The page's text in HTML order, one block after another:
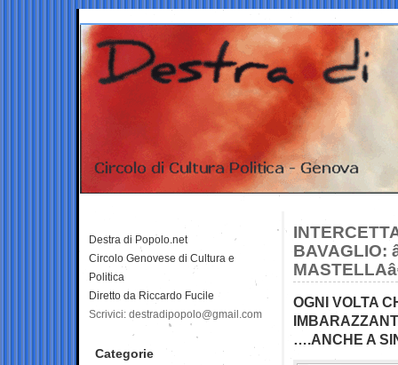
BAVAGLIO:
OGNI VOLTA
….ANCHE A
Destra di Popolo.net
Circolo Genovese di Cultura e
Politica
Diretto da Riccardo Fucile
Scrivici: destradipopolo@gmail.com
Categorie